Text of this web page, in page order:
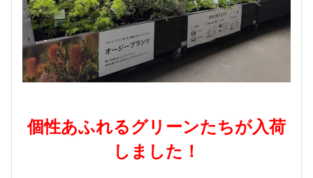
個性あふれるグリーンたちが入荷
しました！